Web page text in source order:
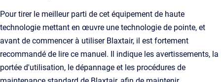
Pour tirer le meilleur parti de cet équipement de haute
technologie mettant en œuvre une technologie de pointe, et
avant de commencer à utiliser Blaxtair, il est fortement
recommandé de lire ce manuel. Il indique les avertissements, la
portée d'utilisation, le dépannage et les procédures de